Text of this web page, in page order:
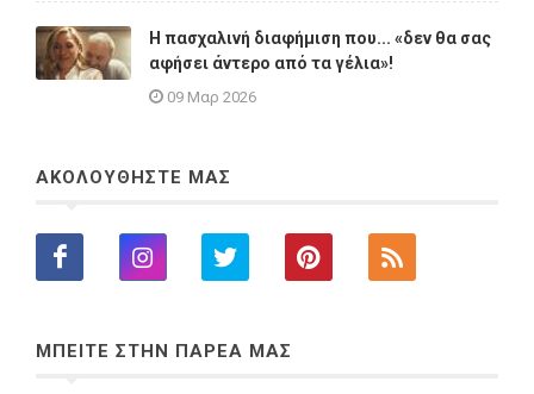
Η πασχαλινή διαφήμιση που... «δεν θα σας
αφήσει άντερο από τα γέλια»!
09 Μαρ 2026
ΑΚΟΛΟΥΘΗΣΤΕ ΜΑΣ
ΜΠΕΙΤΕ ΣΤΗΝ ΠΑΡΕΑ ΜΑΣ